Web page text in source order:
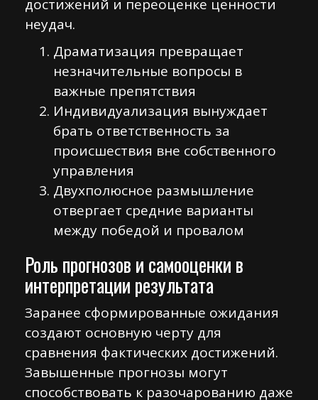
достижений и переоценке ценности
неудач.
Драматизация превращает
незначительные вопросы в
важные препятствия
Индивидуализация вынуждает
брать ответственность за
происшествия вне собственного
управления
Двухполюсное размышление
отвергает средние варианты
между победой и провалом
Роль прогнозов и самооценки в
интерпретации результата
Заранее сформированные ожидания
создают основную черту для
сравнения фактических достижений.
Завышенные прогнозы могут
способствовать к разочарованию даже